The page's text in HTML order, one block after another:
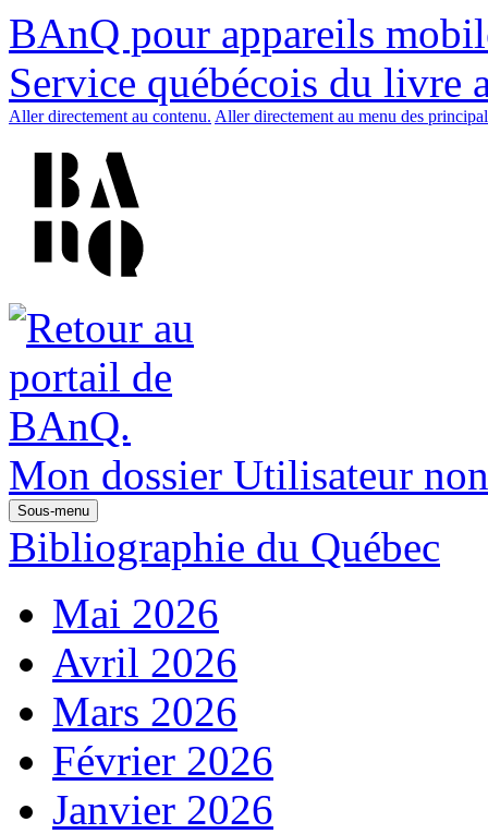
BAnQ pour appareils
Service québécois du livre
Aller directement au contenu. Aller directement au menu des
Mon dossier Utilisateur
Sous-menu
Bibliographie du Québec
Mai 2026
Avril 2026
Mars 2026
Février 2026
Janvier 2026